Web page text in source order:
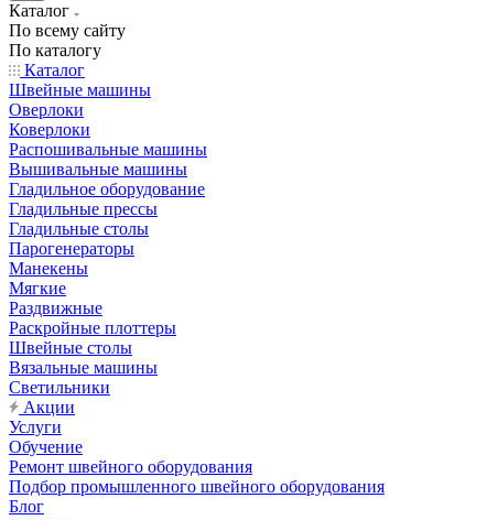
Каталог
По всему сайту
По каталогу
Каталог
Швейные машины
Оверлоки
Коверлоки
Распошивальные машины
Вышивальные машины
Гладильное оборудование
Гладильные прессы
Гладильные столы
Парогенераторы
Манекены
Мягкие
Раздвижные
Раскройные плоттеры
Швейные столы
Вязальные машины
Светильники
Акции
Услуги
Обучение
Ремонт швейного оборудования
Подбор промышленного швейного оборудования
Блог